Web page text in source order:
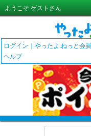
ようこそ ゲストさん
ログイン
やったよ.ねっと会
ヘルプ